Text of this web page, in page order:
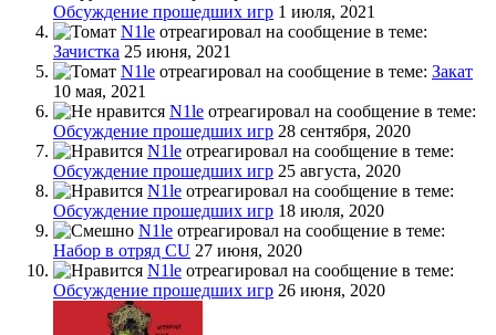
Обсуждение прошедших игр 1 июля, 2021
N1le отреагировал на сообщение в теме:
Зачистка 25 июня, 2021
N1le отреагировал на сообщение в теме: Закат
10 мая, 2021
N1le отреагировал на сообщение в теме:
Обсуждение прошедших игр 28 сентября, 2020
N1le отреагировал на сообщение в теме:
Обсуждение прошедших игр 25 августа, 2020
N1le отреагировал на сообщение в теме:
Обсуждение прошедших игр 18 июля, 2020
N1le отреагировал на сообщение в теме:
Набор в отряд CU 27 июня, 2020
N1le отреагировал на сообщение в теме:
Обсуждение прошедших игр 26 июня, 2020